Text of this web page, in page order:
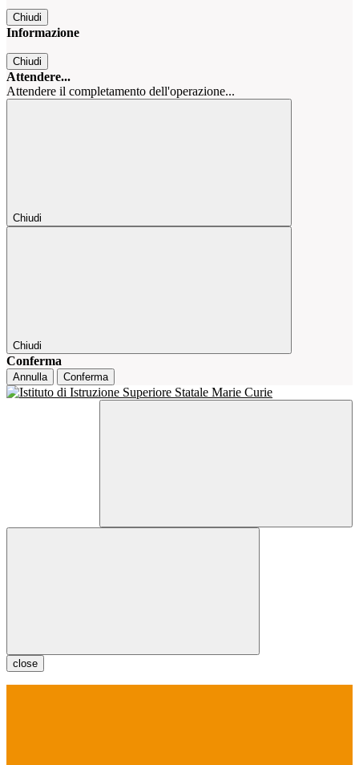
Chiudi
Informazione
Chiudi
Attendere...
Attendere il completamento dell'operazione...
Chiudi
Chiudi
Conferma
Annulla Conferma
close